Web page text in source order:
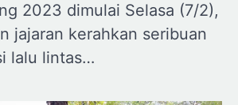
2023 dimulai Selasa (7/2),
jajaran kerahkan seribuan
lalu lintas…